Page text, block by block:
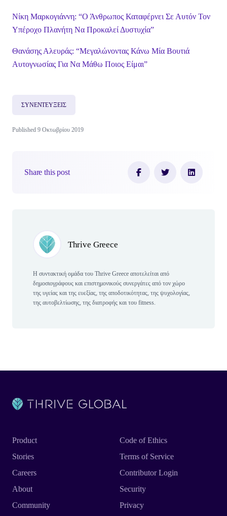
Νίκη Μαρκογιάννη: “Ο Άνθρωπος Καταφέρνει Σε Αυτόν Τον
Υπέροχο Πλανήτη Να Προκαλεί Δυστυχία”
Θανάσης Αλευράς: “Μεγαλώνοντας Κάνω Μία Βουτιά
Αυτογνωσίας Για Να Μάθω Ποιος Είμαι”
ΣΥΝΕΝΤΕΥΞΕΙΣ
Published 9 Οκτωβρίου 2019
Share this post
Thrive Greece
Η συντακτική ομάδα του Thrive Greece αποτελείται από
δημοσιογράφους και επιστημονικούς συνεργάτες από τον χώρο
της υγείας και της ευεξίας, της αποδοτικότητας, της ψυχολογίας,
της αυτοβελτίωσης, της διατροφής και του fitness.
Product
Stories
Careers
About
Community
Code of Ethics
Terms of Service
Contributor Login
Security
Privacy